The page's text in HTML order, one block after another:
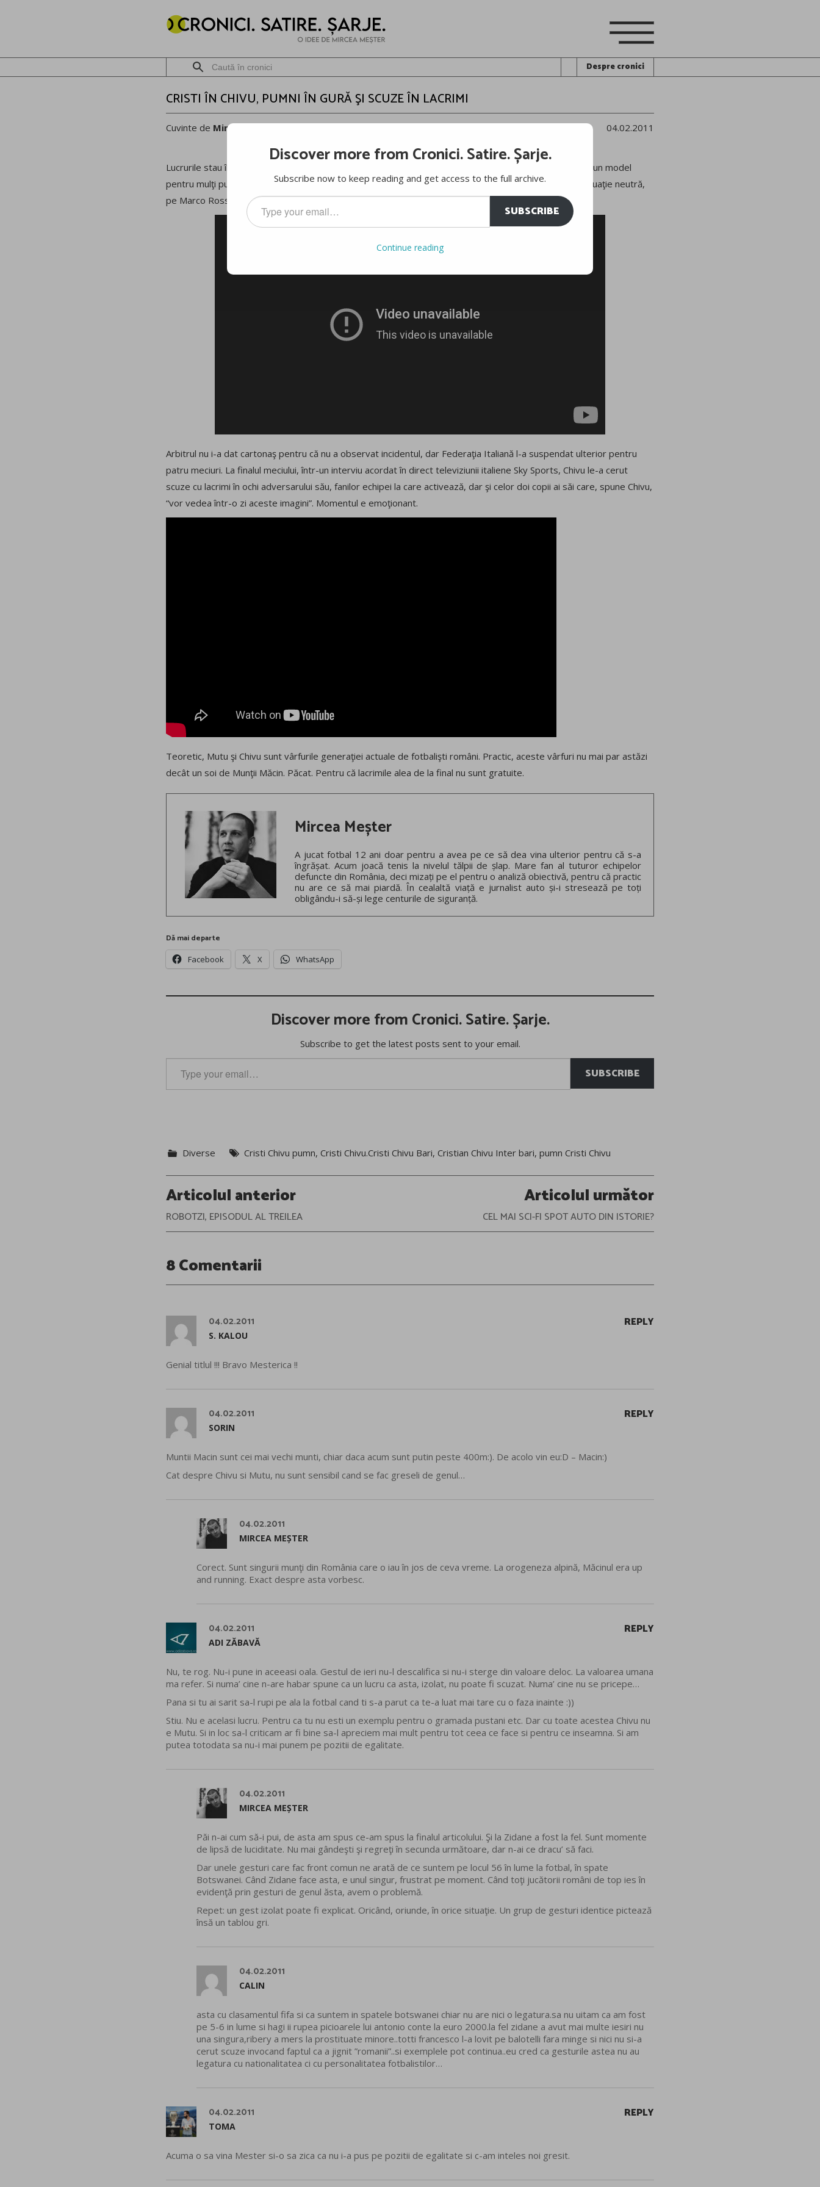
Despre cronici
CRISTI ÎN CHIVU, PUMNI ÎN GURĂ ŞI SCUZE ÎN LACRIMI
Cuvinte de Mircea Meșter 04.02.2011
Lucrurile stau în felul următor: în minutul 60 al meciului Inter-Bari din prima divizie italiană, Cristi Chivu – un model
pentru mulţi puşti care încep să practice fotbalul – şi-a pierdut cumpătul şil-a lovit fără minge, într-o situaţie neutră,
pe Marco Rossi.
Arbitrul nu i-a dat cartonaş pentru că nu a observat incidentul, dar Federaţia Italiană l-a suspendat ulterior pentru
patru meciuri. La finalul meciului, într-un interviu acordat în direct televiziunii italiene Sky Sports, Chivu le-a cerut
scuze cu lacrimi în ochi adversarului său, fanilor echipei la care activează, dar şi celor doi copii ai săi care, spune Chivu,
“vor vedea într-o zi aceste imagini”. Momentul e emoţionant.
Teoretic, Mutu şi Chivu sunt vârfurile generaţiei actuale de fotbalişti români. Practic, aceste vârfuri nu mai par astăzi
decât un soi de Munţii Măcin. Păcat. Pentru că lacrimile alea de la final nu sunt gratuite.
Mircea Meșter
A jucat fotbal 12 ani doar pentru a avea pe ce să dea vina ulterior pentru că s-a
îngrășat. Acum joacă tenis la nivelul tălpii de șlap. Mare fan al tuturor echipelor
defuncte din România, deci mizați pe el pentru o analiză obiectivă, pentru că practic
nu are ce să mai piardă. În cealaltă viață e jurnalist auto și-i stresează pe toți
obligându-i să-și lege centurile de siguranță.
Dă mai departe
Facebook X WhatsApp
Discover more from Cronici. Satire. Șarje.
Subscribe to get the latest posts sent to your email.
email…
SUBSCRIBE
Diverse Cristi Chivu pumn, Cristi Chivu.Cristi Chivu Bari, Cristian Chivu Inter bari, pumn Cristi Chivu
Post
navigation
Articolul anterior
ROBOTZI, EPISODUL AL TREILEA
Articolul următor
CEL MAI SCI-FI SPOT AUTO DIN ISTORIE?
8 Comentarii
REPLY
04.02.2011
S. KALOU
Genial titlul !!! Bravo Mesterica !!
REPLY
04.02.2011
SORIN
Muntii Macin sunt cei mai vechi munti, chiar daca acum sunt putin peste 400m:). De acolo vin eu:D – Macin:)
Cat despre Chivu si Mutu, nu sunt sensibil cand se fac greseli de genul…
04.02.2011
MIRCEA MEȘTER
Corect. Sunt singurii munţi din România care o iau în jos de ceva vreme. La orogeneza alpină, Măcinul era up
and running. Exact despre asta vorbesc.
REPLY
04.02.2011
ADI ZĂBAVĂ
Nu, te rog. Nu-i pune in aceeasi oala. Gestul de ieri nu-l descalifica si nu-i sterge din valoare deloc. La valoarea umana
ma refer. Si numa’ cine n-are habar spune ca un lucru ca asta, izolat, nu poate fi scuzat. Numa’ cine nu se pricepe…
Pana si tu ai sarit sa-l rupi pe ala la fotbal cand ti s-a parut ca te-a luat mai tare cu o faza inainte :))
Stiu. Nu e acelasi lucru. Pentru ca tu nu esti un exemplu pentru o gramada pustani etc. Dar cu toate acestea Chivu nu
e Mutu. Si in loc sa-l criticam ar fi bine sa-l apreciem mai mult pentru tot ceea ce face si pentru ce inseamna. Si am
putea totodata sa nu-i mai punem pe pozitii de egalitate.
04.02.2011
MIRCEA MEȘTER
Păi n-ai cum să-i pui, de asta am spus ce-am spus la finalul articolului. Şi la Zidane a fost la fel. Sunt momente
de lipsă de luciditate. Nu mai gândeşti şi regreţi în secunda următoare, dar n-ai ce dracu’ să faci.
Dar unele gesturi care fac front comun ne arată de ce suntem pe locul 56 în lume la fotbal, în spate
Botswanei. Când Zidane face asta, e unul singur, frustrat pe moment. Când toţi jucătorii români de top ies în
evidenţă prin gesturi de genul ăsta, avem o problemă.
Repet: un gest izolat poate fi explicat. Oricând, oriunde, în orice situaţie. Un grup de gesturi identice pictează
însă un tablou gri.
04.02.2011
CALIN
asta cu clasamentul fifa si ca suntem in spatele botswanei chiar nu are nici o legatura.sa nu uitam ca am fost
pe 5-6 in lume si hagi ii rupea picioarele lui antonio conte la euro 2000.la fel zidane a avut mai multe iesiri nu
una singura,ribery a mers la prostituate minore..totti francesco l-a lovit pe balotelli fara minge si nici nu si-a
cerut scuze invocand faptul ca a jignit ”romanii”..si exemplele pot continua..eu cred ca gesturile astea nu au
legatura cu nationalitatea ci cu personalitatea fotbalistilor…
REPLY
04.02.2011
TOMA
Acuma o sa vina Mester si-o sa zica ca nu i-a pus pe pozitii de egalitate si c-am inteles noi gresit.
Discover more from Cronici. Satire. Șarje.
Subscribe now to keep reading and get access to the full archive.
Type
your
email…
SUBSCRIBE
Continue reading